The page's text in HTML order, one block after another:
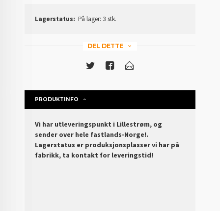
Lagerstatus: På lager: 3 stk.
DEL DETTE
PRODUKTINFO
Vi har utleveringspunkt i Lillestrøm, og
sender over hele fastlands-Norge!.
Lagerstatus er produksjonsplasser vi har på
fabrikk, ta kontakt for leveringstid!